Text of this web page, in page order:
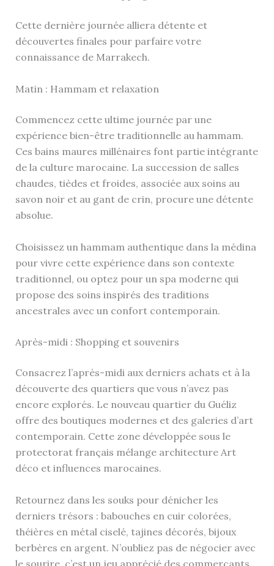
Cette dernière journée alliera détente et
découvertes finales pour parfaire votre
connaissance de Marrakech.
Matin : Hammam et relaxation
Commencez cette ultime journée par une
expérience bien-être traditionnelle au hammam.
Ces bains maures millénaires font partie intégrante
de la culture marocaine. La succession de salles
chaudes, tièdes et froides, associée aux soins au
savon noir et au gant de crin, procure une détente
absolue.
Choisissez un hammam authentique dans la médina
pour vivre cette expérience dans son contexte
traditionnel, ou optez pour un spa moderne qui
propose des soins inspirés des traditions
ancestrales avec un confort contemporain.
Après-midi : Shopping et souvenirs
Consacrez l’après-midi aux derniers achats et à la
découverte des quartiers que vous n’avez pas
encore explorés. Le nouveau quartier du Guéliz
offre des boutiques modernes et des galeries d’art
contemporain. Cette zone développée sous le
protectorat français mélange architecture Art
déco et influences marocaines.
Retournez dans les souks pour dénicher les
derniers trésors : babouches en cuir colorées,
théières en métal ciselé, tajines décorés, bijoux
berbères en argent. N’oubliez pas de négocier avec
le sourire, c’est un jeu apprécié des commerçants